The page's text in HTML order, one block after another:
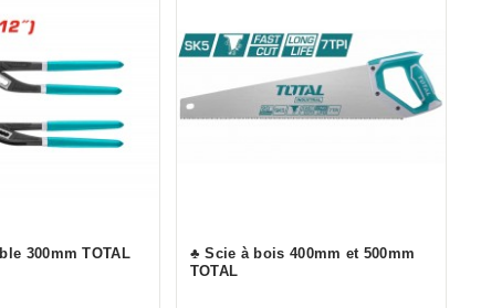
300mm TOTAL
♣ Scie à bois 400mm et 500mm
TOTAL